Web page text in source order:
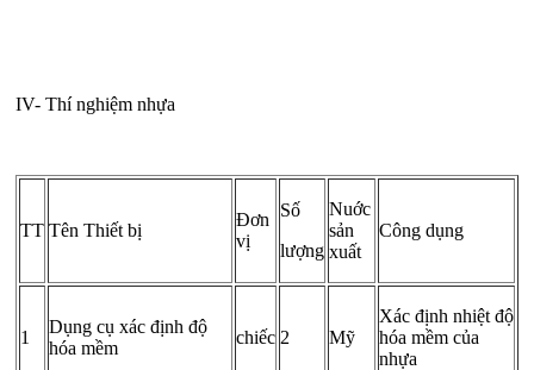
IV- Thí nghiệm nhựa
TT Tên Thiết bị
Đơn
vị
Số
lượng
N­uớc
sản
xuất
Công dụng
1
Dụng cụ xác định độ
hóa mềm
chiếc 2 Mỹ
Xác định nhiệt độ
hóa mềm của
nhựa